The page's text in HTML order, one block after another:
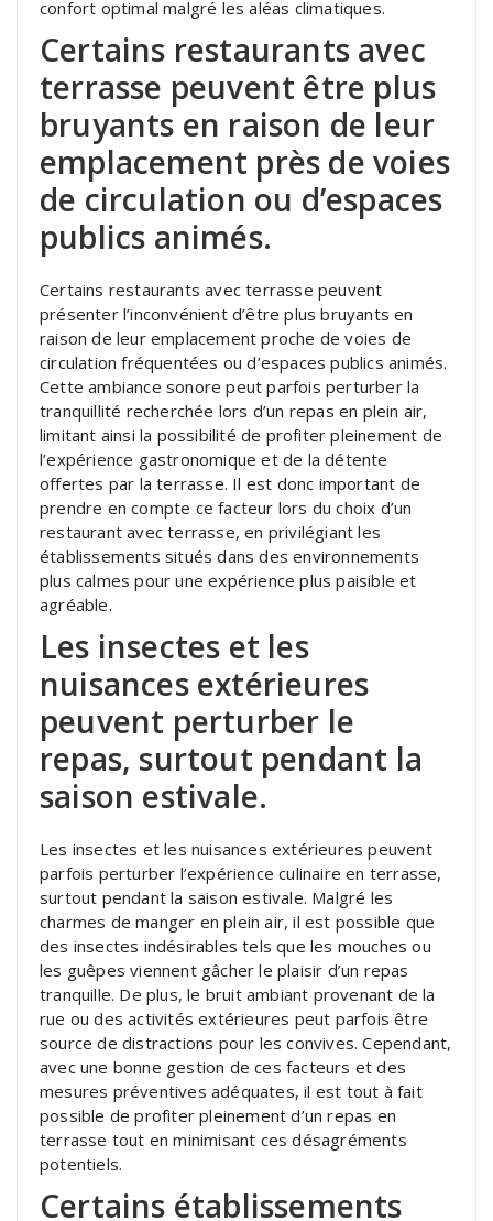
confort optimal malgré les aléas climatiques.
Certains restaurants avec
terrasse peuvent être plus
bruyants en raison de leur
emplacement près de voies
de circulation ou d’espaces
publics animés.
Certains restaurants avec terrasse peuvent
présenter l’inconvénient d’être plus bruyants en
raison de leur emplacement proche de voies de
circulation fréquentées ou d’espaces publics animés.
Cette ambiance sonore peut parfois perturber la
tranquillité recherchée lors d’un repas en plein air,
limitant ainsi la possibilité de profiter pleinement de
l’expérience gastronomique et de la détente
offertes par la terrasse. Il est donc important de
prendre en compte ce facteur lors du choix d’un
restaurant avec terrasse, en privilégiant les
établissements situés dans des environnements
plus calmes pour une expérience plus paisible et
agréable.
Les insectes et les
nuisances extérieures
peuvent perturber le
repas, surtout pendant la
saison estivale.
Les insectes et les nuisances extérieures peuvent
parfois perturber l’expérience culinaire en terrasse,
surtout pendant la saison estivale. Malgré les
charmes de manger en plein air, il est possible que
des insectes indésirables tels que les mouches ou
les guêpes viennent gâcher le plaisir d’un repas
tranquille. De plus, le bruit ambiant provenant de la
rue ou des activités extérieures peut parfois être
source de distractions pour les convives. Cependant,
avec une bonne gestion de ces facteurs et des
mesures préventives adéquates, il est tout à fait
possible de profiter pleinement d’un repas en
terrasse tout en minimisant ces désagréments
potentiels.
Certains établissements